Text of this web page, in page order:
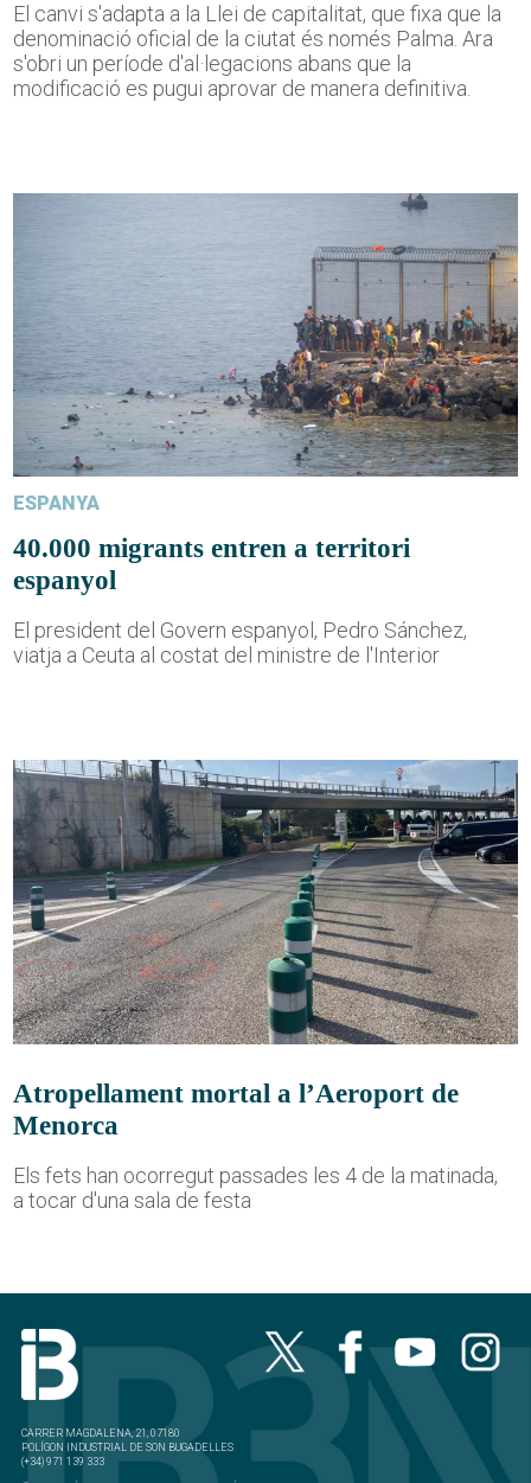
El canvi s'adapta a la Llei de capitalitat, que fixa que la
denominació oficial de la ciutat és només Palma. Ara
s'obri un període d'al·legacions abans que la
modificació es pugui aprovar de manera definitiva.
ESPANYA
40.000 migrants entren a territori
espanyol
El president del Govern espanyol, Pedro Sánchez,
viatja a Ceuta al costat del ministre de l'Interior
Atropellament mortal a l’Aeroport de
Menorca
Els fets han ocorregut passades les 4 de la matinada,
a tocar d'una sala de festa
CARRER MAGDALENA, 21, 07180
POLÍGON INDUSTRIAL DE SON BUGADELLES
(+34) 971 139 333